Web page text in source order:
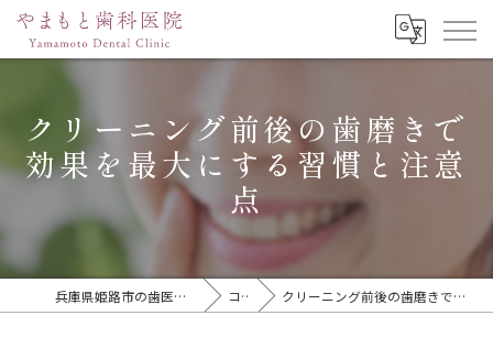
クリーニング前後の歯磨きで
効果を最大にする習慣と注意
点
兵庫県姫路市の歯医者ならやまもと歯科医院 コラム クリーニング前後の歯磨きで効果を最大にする習慣と注意点